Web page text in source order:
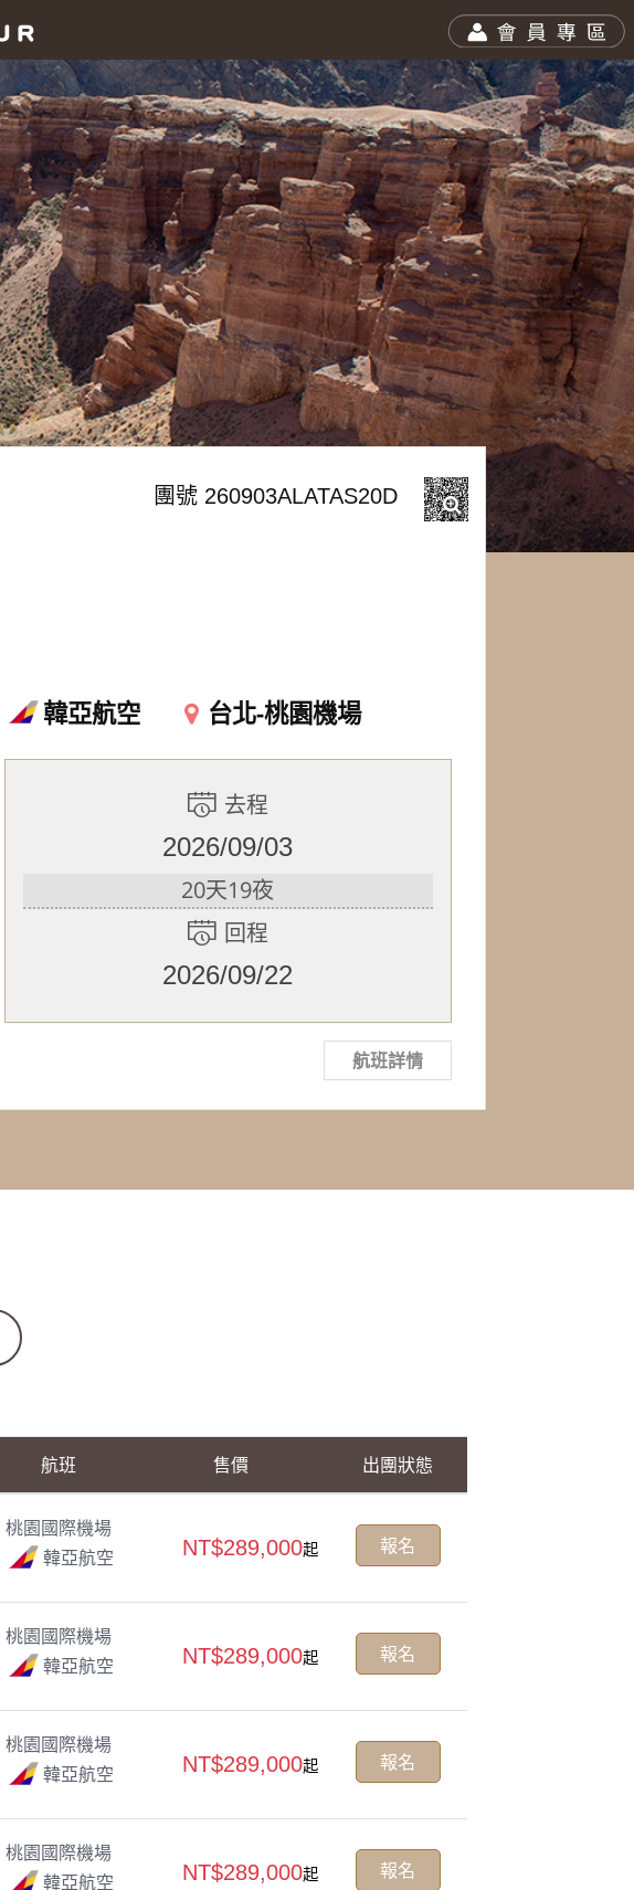
團號 260903ALATAS20D
韓亞航空 台北-桃園機場
去程
2026/09/03
20天19夜
回程
2026/09/22
航班詳情
航班 售價 出團狀態
桃園國際機場
韓亞航空
NT$289,000起 報名
桃園國際機場
韓亞航空
NT$289,000起 報名
桃園國際機場
韓亞航空
NT$289,000起 報名
桃園國際機場
韓亞航空
NT$289,000起 報名